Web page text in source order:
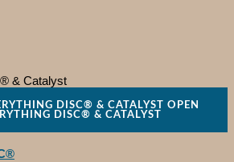
& Catalyst
DISC® & CATALYST OPEN
DISC® & CATALYST